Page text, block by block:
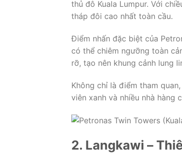
thủ đô Kuala Lumpur. Với
tháp đôi cao nhất toàn cầu.
Điểm nhấn đặc biệt của
có thể chiêm ngưỡng toàn
rỡ, tạo nên khung cảnh lung
Không chỉ là điểm tham
viên xanh và nhiều nhà hàng
2. Langkawi –